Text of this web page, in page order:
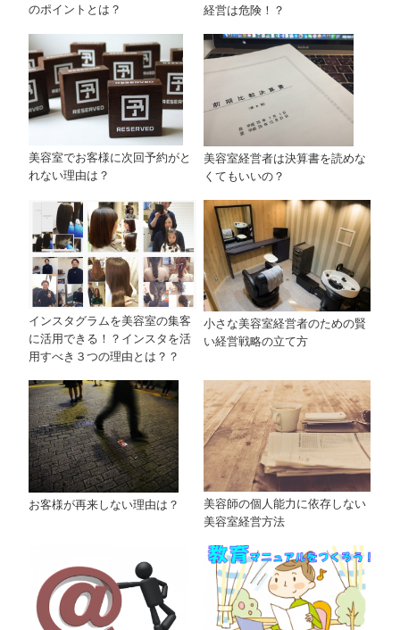
のポイントとは？
経営は危険！？
美容室でお客様に次回予約がと
れない理由は？
美容室経営者は決算書を読めな
くてもいいの？
インスタグラムを美容室の集客
に活用できる！？インスタを活
用すべき３つの理由とは？？
小さな美容室経営者のための賢
い経営戦略の立て方
お客様が再来しない理由は？
美容師の個人能力に依存しない
美容室経営方法